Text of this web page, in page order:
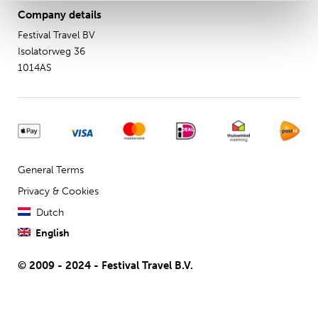
Company details
Festival Travel BV
Isolatorweg 36
1014AS
General Terms
Privacy & Cookies
Dutch
English
© 2009 - 2024 - Festival Travel B.V.